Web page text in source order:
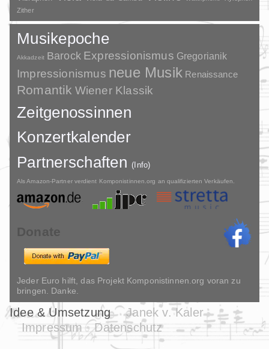
Zither
Musikepoche
Akkadzeit Barock Expressionismus Gregorianik
Impressionismus neue Musik Renaissance
Romantik Wiener Klassik
Zeitgenossinnen
Konzertkalender
Partnerschaften(Info)
Als Amazon-Partner verdient Komponistinnen.org an qualifizierten Verkäufen.
Donate
Jeder Euro hilft, das Projekt Komponistinnen.org voran zu
bringen. Danke.
Idee & Umsetzung
Janek v. Kaler
Impressum
Datenschutz